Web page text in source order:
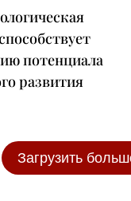
потенциала
развития
Загрузить